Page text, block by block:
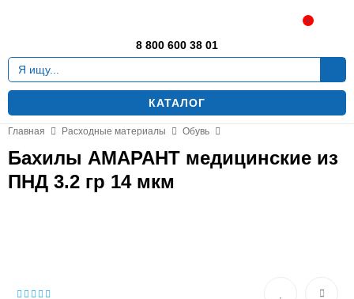
Москва
8 800 600 38 01
КАТАЛОГ
0
Главная Расходные материалы Обувь
Бахилы АМАРАНТ медицинские из
ПНД 3.2 гр 14 мкм